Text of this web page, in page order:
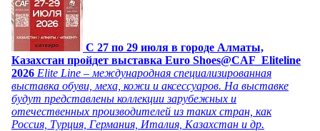
C 27 по 29 июля в городе Алматы,
Казахстан пройдет выставка Euro Shoes@CAF_Eliteline
2026 Elite Line – международная специализированная
выставка обуви, меха, кожи и аксессуаров. На выставке
будут представлены коллекции зарубежных и
отечественных производителей из таких стран, как
Россия, Турция, Германия, Италия, Казахстан и др.